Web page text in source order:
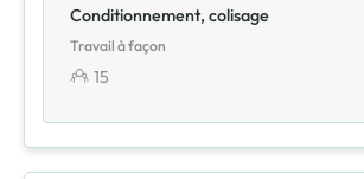
Conditionnement, colisage
Travail à façon
15